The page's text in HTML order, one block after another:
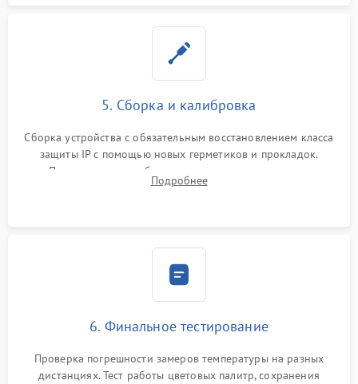
5. Сборка и калибровка
Сборка устройства с обязательным восстановлением класса
защиты IP с помощью новых герметиков и прокладок.
Программная калибровка матрицы по эталонному
абсолютно черному телу для точного измерения температур.
Подробнее
6. Финальное тестирование
Проверка погрешности замеров температуры на разных
дистанциях. Тест работы цветовых палитр, сохранения